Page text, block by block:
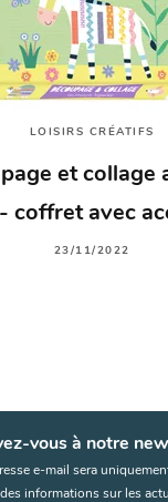
LOISIRS CRÉATIFS
et collage
coffret avec
23/11/2022
vous à notre
e-mail sera
informations sur les